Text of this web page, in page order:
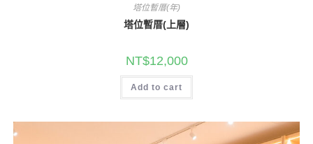
塔位暫厝(年)
塔位暫厝(上層)
NT$12,000
Add to cart